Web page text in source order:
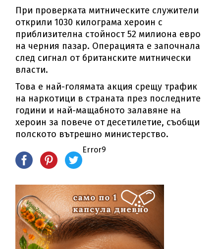
При проверката митническите служители
открили 1030 килограма хероин с
приблизителна стойност 52 милиона евро
на черния пазар. Операцията е започнала
след сигнал от британските митнически
власти.
Това е най-голямата акция срещу трафик
на наркотици в страната през последните
години и най-мащабното залавяне на
хероин за повече от десетилетие, съобщи
полското вътрешно министерство.
Error9